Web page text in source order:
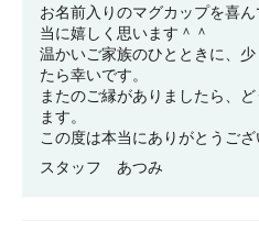
お名前入りのマグカップを喜
当に嬉しく思います＾＾
温かいご家族のひとときに、
たら幸いです。
またのご縁がありましたら、
ます。
この度は本当にありがとうござ
スタッフ あつみ